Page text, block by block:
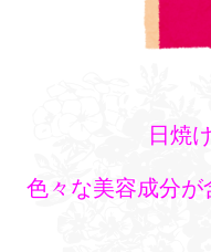
日焼
色々な美容成分が